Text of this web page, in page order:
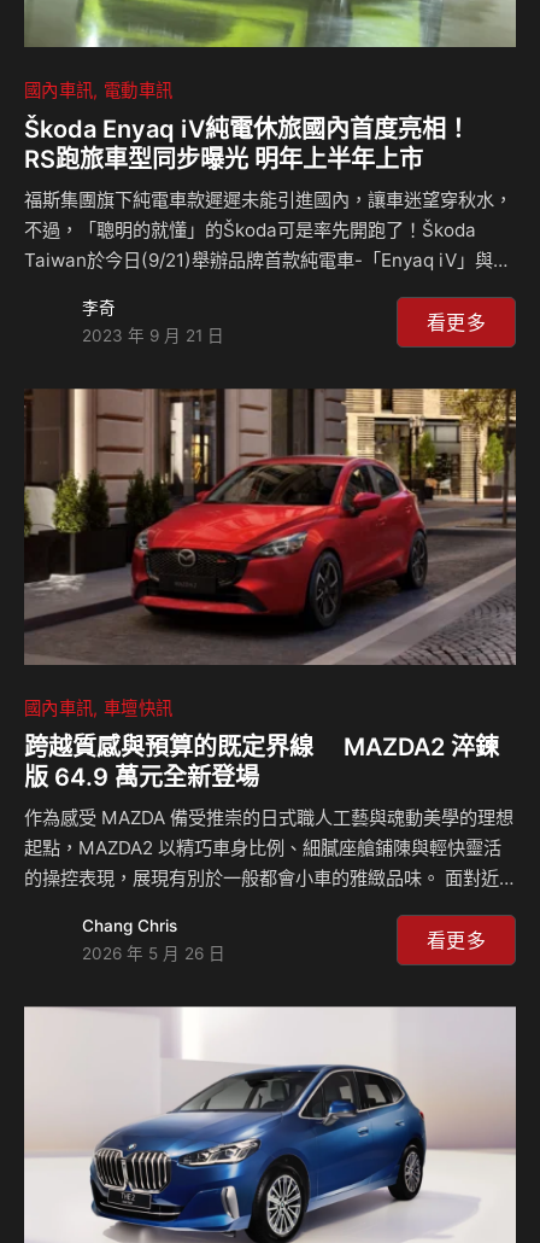
國內車訊 電動車訊
Škoda Enyaq iV純電休旅國內首度亮相！
RS跑旅車型同步曝光 明年上半年上市
福斯集團旗下純電車款遲遲未能引進國內，讓車迷望穿秋水，
不過，「聰明的就懂」的Škoda可是率先開跑了！Škoda
Taiwan於今日(9/21)舉辦品牌首款純電車-「Enyaq iV」與
預告2024年上半年將於國內上市。 Enyaq iV乃Škoda首款量
產電動車，它是以福斯集團MEB電動車平臺所打造的純電休旅
型。另外，在與福斯集團的緊密血緣與共用平台設計等策略
下，Enyaq iV亦和VW ID.4電動車擁有緊密的雙生關係。
Enyaq iV與Enyaq Coupé…
李奇
2023 年 9 月 21 日
看更多
國內車訊 車壇快訊
跨越質感與預算的既定界線 MAZDA2 淬鍊
版 64.9 萬元全新登場
作為感受 MAZDA 備受推崇的日式職人工藝與魂動美學的理想
起點，MAZDA2 以精巧車身比例、細膩座艙鋪陳與輕快靈活
的操控表現，展現有別於一般都會小車的雅緻品味。 面對近
式推出 MAZDA2 淬鍊版，相較原先 MAZDA2 的入主門檻，
MAZDA2 淬鍊版藉由 5 萬元的售價調整幅度，以全新售價
舉跨入 50 萬元級距，讓消費者無須向購車預算妥協，能以更
從容的姿態擁有呼應個人品味與駕馭期待的日系進口精品掀
背，領略 MAZ…
Chang Chris
2026 年 5 月 26 日
看更多